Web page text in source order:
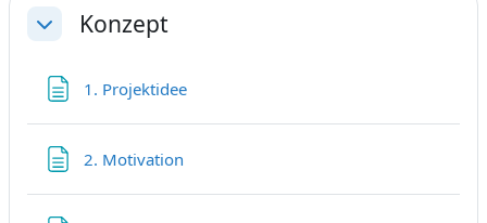
EinklappenKonzept
1. ProjektideeTextseite
2. Motivation